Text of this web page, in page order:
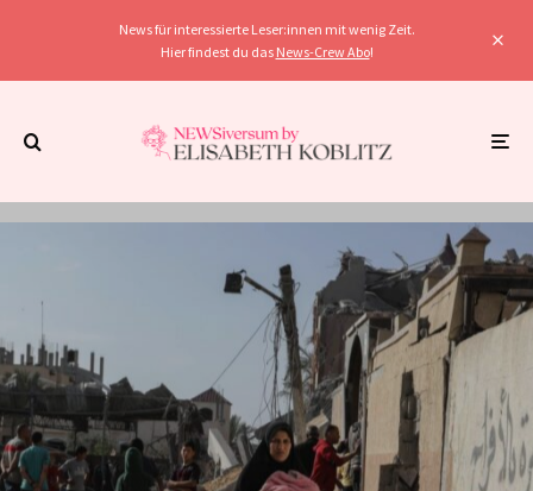
News für interessierte Leser:innen mit wenig Zeit.
Hier findest du das News-Crew Abo!